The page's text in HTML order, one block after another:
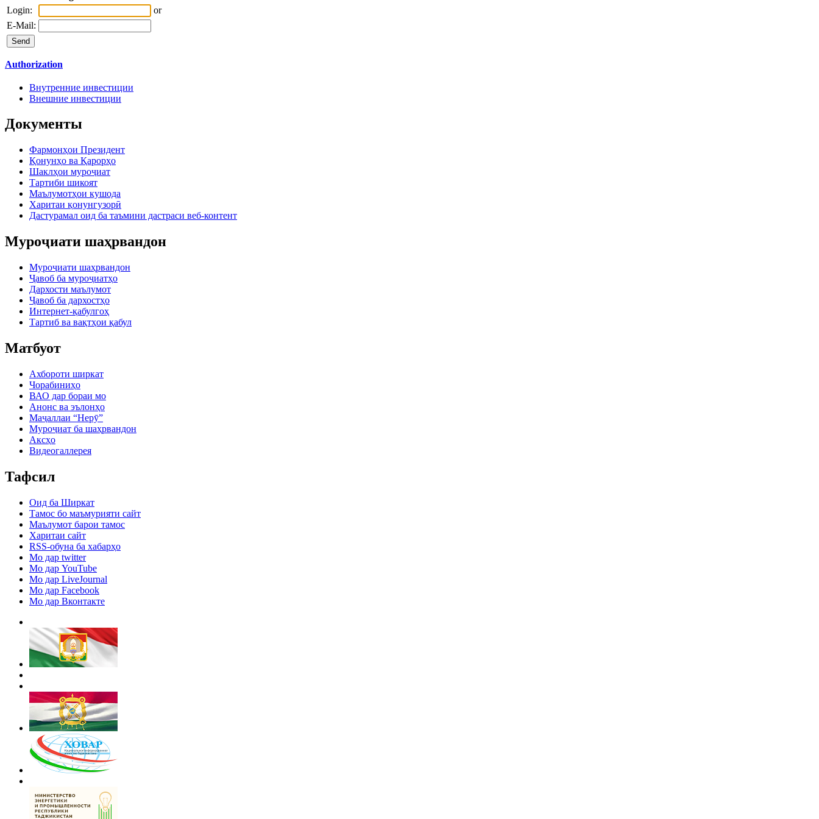
Login:
or
E-Mail:
Authorization
Внутренние инвестиции
Внешние инвестиции
Документы
Фармонҳои Президент
Қонунҳо ва Қарорҳо
Шаклҳои муроҷиат
Тартиби шикоят
Маълумотҳои кушода
Харитаи қонунгузорӣ
Дастурамал оид ба таъмини дастраси веб-контент
Муроҷиати шаҳрвандон
Муроҷиати шаҳрвандон
Ҷавоб ба муроҷиатҳо
Дархости маълумот
Ҷавоб ба дархостҳо
Интернет-қабулгоҳ
Тартиб ва вақтҳои қабул
Матбуот
Ахбороти ширкат
Чорабиниҳо
ВАО дар бораи мо
Анонс ва эълонҳо
Маҷаллаи “Нерӯ”
Муроҷиат ба шаҳрвандон
Аксҳо
Видеогаллерея
Тафсил
Оид ба Ширкат
Тамос бо маъмурияти сайт
Маълумот барои тамос
Харитаи сайт
RSS-обуна ба хабарҳо
Мо дар twitter
Мо дар YouTube
Мо дар LiveJournal
Мо дар Facebook
Мо дар Вконтакте